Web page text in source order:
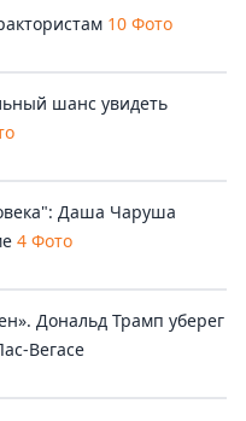
10 Фото
шанс увидеть
Даша Чаруша
4 Фото
Дональд Трамп уберег
Вегасе